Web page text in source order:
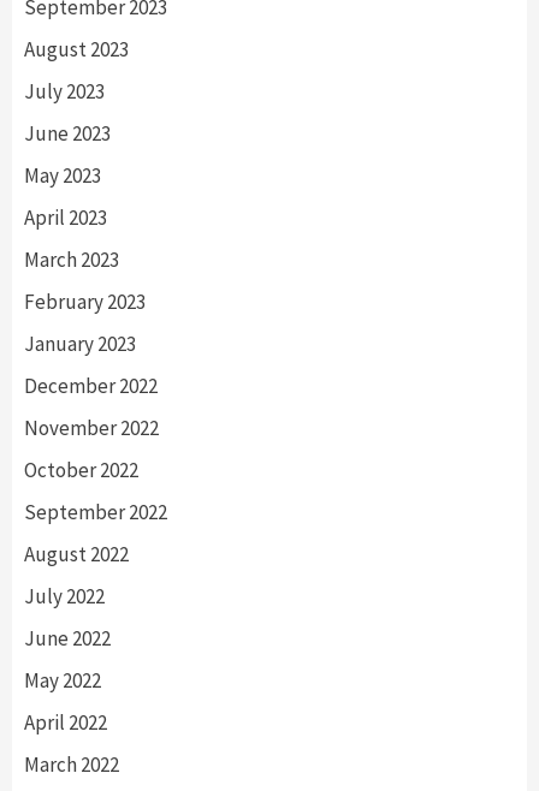
September 2023
August 2023
July 2023
June 2023
May 2023
April 2023
March 2023
February 2023
January 2023
December 2022
November 2022
October 2022
September 2022
August 2022
July 2022
June 2022
May 2022
April 2022
March 2022